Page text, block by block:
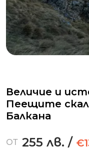
Величие и
Пеещите
Балкана
ОТ 255 лв. /